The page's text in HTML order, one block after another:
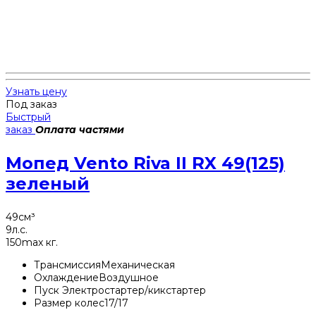
Узнать цену
Под заказ
Быстрый
заказ Оплата частями
Мопед Vento Riva II RX 49(125)
зеленый
49см³
9л.с.
150max кг.
ТрансмиссияМеханическая
ОхлаждениеВоздушное
Пуск Электростартер/кикстартер
Размер колес17/17